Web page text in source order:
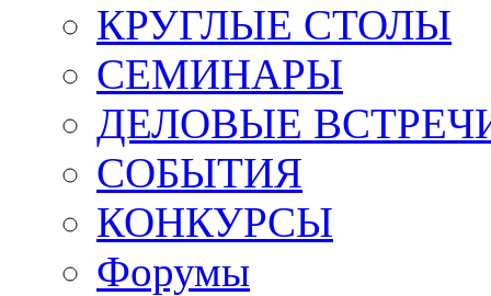
КРУГЛЫЕ СТОЛЫ
СЕМИНАРЫ
ДЕЛОВЫЕ
СОБЫТИЯ
КОНКУРСЫ
Форумы